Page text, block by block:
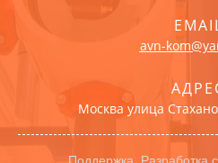
avn-
Москва улица
Поддержка. Разработка